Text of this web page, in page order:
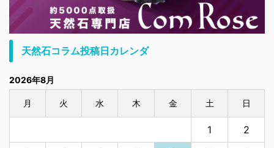
天然石コラム投稿日カレンダ
2026年8月
月 火 水 木 金 土 日
1 2